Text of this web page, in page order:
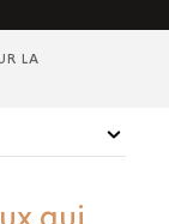
LA
qui